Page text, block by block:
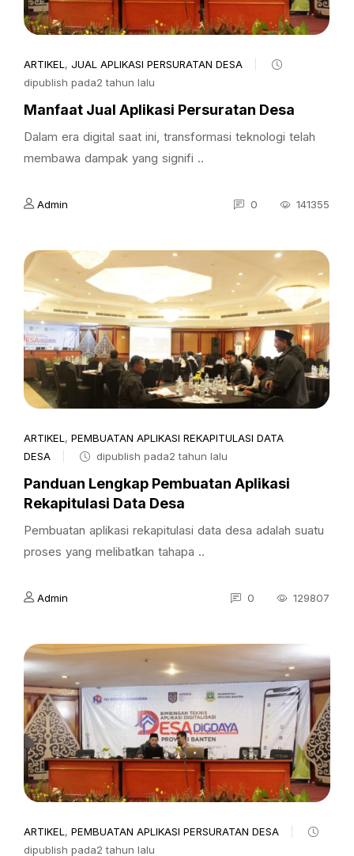
ARTIKEL , JUAL APLIKASI PERSURATAN DESA
dipublish pada2 tahun lalu
Manfaat Jual Aplikasi Persuratan Desa
Dalam era digital saat ini, transformasi teknologi telah
membawa dampak yang signifi ..
Admin 0 141355
ARTIKEL , PEMBUATAN APLIKASI REKAPITULASI DATA
DESA
dipublish pada2 tahun lalu
Panduan Lengkap Pembuatan Aplikasi
Rekapitulasi Data Desa
Pembuatan aplikasi rekapitulasi data desa adalah suatu
proses yang melibatkan tahapa ..
Admin 0 129807
ARTIKEL , PEMBUATAN APLIKASI PERSURATAN DESA
dipublish pada2 tahun lalu